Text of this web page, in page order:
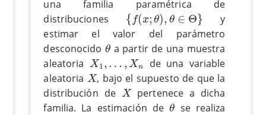
una familia paramétrica de
distribuciones { f(x; θ), θ ∈ Θ}
{f (x;θ),θ∈Θ}
y
estimar el valor del parámetro
desconocidoθ
θ a partir de una muestra
aleatoria
X1, … , Xn
X1 Xn
de una variable
aleatoria X
X , bajo el supuesto de que la
distribución de X
X pertenece a dicha
familia. La estimación deθ
θ se realiza